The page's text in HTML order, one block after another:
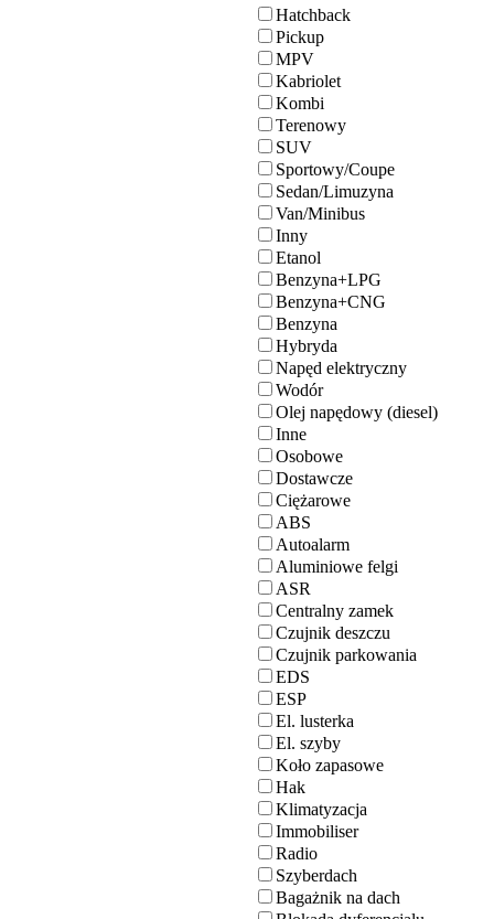
Hatchback
Pickup
MPV
Kabriolet
Kombi
Terenowy
SUV
Sportowy/Coupe
Sedan/Limuzyna
Van/Minibus
Inny
Etanol
Benzyna+LPG
Benzyna+CNG
Benzyna
Hybryda
Napęd elektryczny
Wodór
Olej napędowy (diesel)
Inne
Osobowe
Dostawcze
Ciężarowe
ABS
Autoalarm
Aluminiowe felgi
ASR
Centralny zamek
Czujnik deszczu
Czujnik parkowania
EDS
ESP
El. lusterka
El. szyby
Koło zapasowe
Hak
Klimatyzacja
Immobiliser
Radio
Szyberdach
Bagażnik na dach